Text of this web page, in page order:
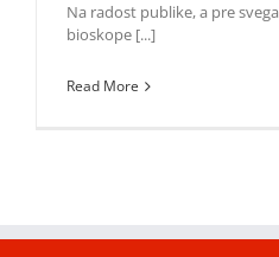
Na radost publike, a pre
bioskope [...]
Read More